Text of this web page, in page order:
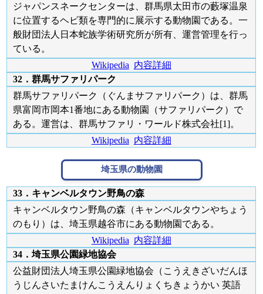
ジャパンスネークセンターは、群馬県太田市の藪塚温泉
に位置するヘビ類を専門的に展示する動物園である。一
般財団法人日本蛇族学術研究所が所有、運営管理を行っ
ている。
Wikipedia 内容詳細
32．群馬サファリパーク
群馬サファリパーク（ぐんまサファリパーク）は、群馬
県富岡市岡本1番地にある動物園（サファリパーク）で
ある。運営は、群馬サファリ・ワールド株式会社[1]。
Wikipedia 内容詳細
埼玉県の動物園
33．キャンベルタウン野鳥の森
キャンベルタウン野鳥の森（キャンベルタウンやちょう
のもり）は、埼玉県越谷市にある動物園である。
Wikipedia 内容詳細
34．埼玉県公園緑地協会
公益財団法人埼玉県公園緑地協会（こうえきざいだんほ
うじんさいたまけんこうえんりょくちきょうかい 英語